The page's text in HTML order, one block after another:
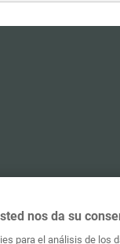
nos da su
para el análisis de los